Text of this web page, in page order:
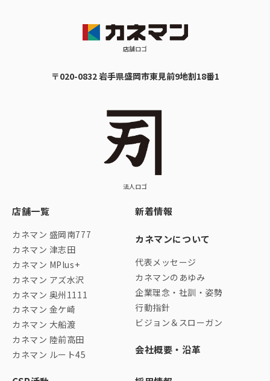
店舗ロゴ
〒020-0832 岩手県盛岡市東見前9地割18番1
法人ロゴ
店舗一覧
カネマン 盛岡南777
カネマン 津志田
カネマン MPlus+
カネマン アズ水沢
カネマン 奥州1111
カネマン 金ケ崎
カネマン 大船渡
カネマン 陸前高田
カネマン ルート45
新着情報
カネマンについて
代表メッセージ
カネマンのあゆみ
企業理念・社訓・姿勢
行動指針
ビジョン＆スローガン
会社概要・沿革